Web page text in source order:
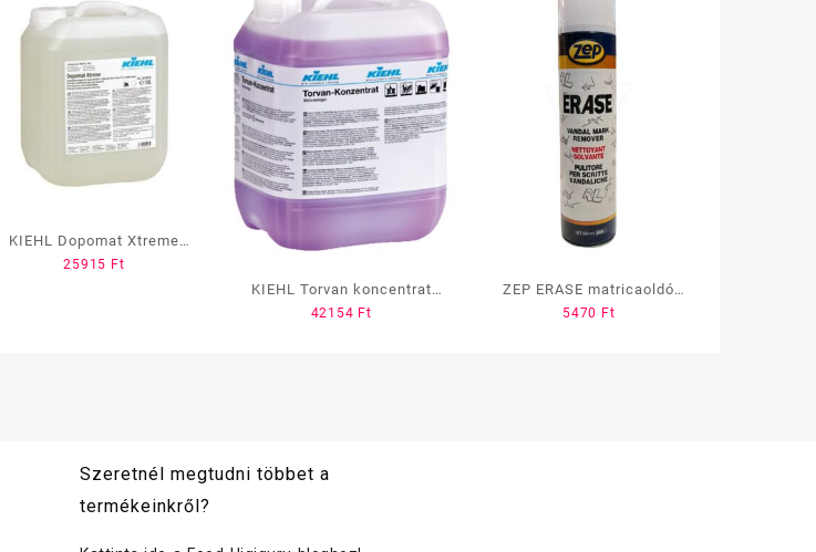
KIEHL Dopomat Xtreme
erős ipari tisztítószer
25915 Ft
KIEHL Torvan koncentrat
10l
42154 Ft
ZEP ERASE matricaoldó
tisztítószer 600ml
5470 Ft
Szeretnél megtudni többet a
termékeinkről?